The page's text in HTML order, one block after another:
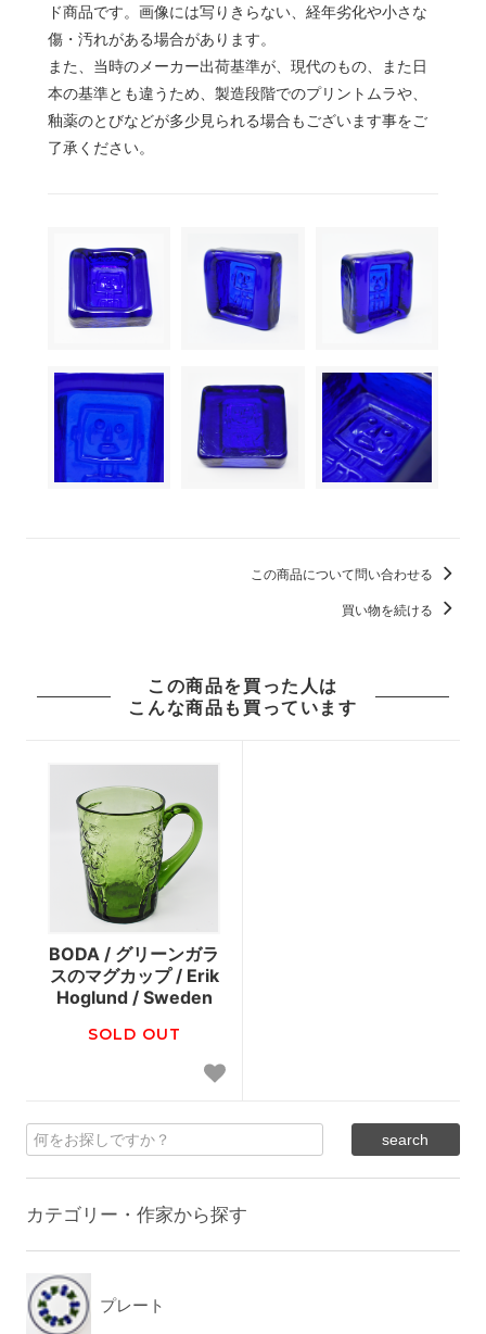
ド商品です。画像には写りきらない、経年劣化や小さな
傷・汚れがある場合があります。
また、当時のメーカー出荷基準が、現代のもの、また日
本の基準とも違うため、製造段階でのプリントムラや、
釉薬のとびなどが多少見られる場合もございます事をご
了承ください。
この商品について問い合わせる
買い物を続ける
この商品を買った人は
こんな商品も買っています
BODA / グリーンガラ
スのマグカップ / Erik
Hoglund / Sweden
SOLD OUT
カテゴリー・作家から探す
プレート